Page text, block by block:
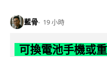
藍骨 19 小時
可換電池手機或